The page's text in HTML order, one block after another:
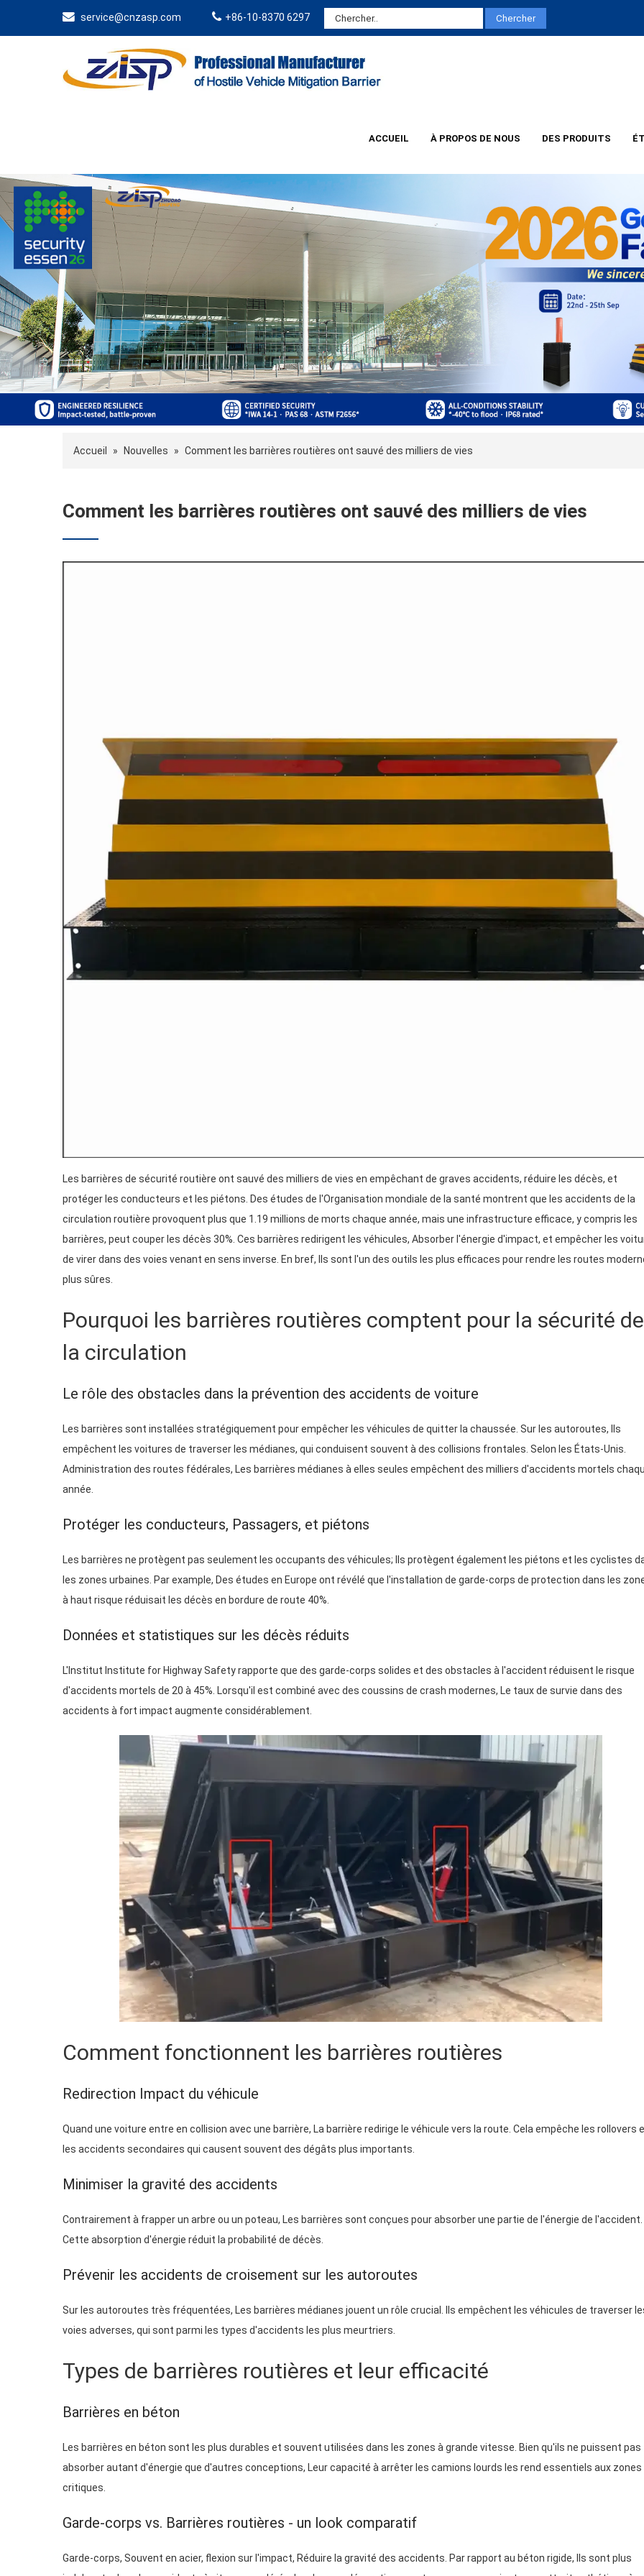
service@cnzasp.com +86-10-8370 6297
ACCUEIL À PROPOS DE NOUS DES PRODUITS
Accueil » Nouvelles » Comment les barrières routières ont sauvé des milliers de vies
Comment les barrières routières ont sauvé des milliers de vies
Les barrières de sécurité routière ont sauvé des milliers de vies en empêchant de graves accidents, réduire les décès, et
protéger les conducteurs et les piétons. Des études de l'Organisation mondiale de la santé montrent que les accidents de la
circulation routière provoquent plus que 1.19 millions de morts chaque année, mais une infrastructure efficace, y compris les
barrières, peut couper les décès 30%. Ces barrières redirigent les véhicules, Absorber l'énergie d'impact, et empêcher les
de virer dans des voies venant en sens inverse. En bref, Ils sont l'un des outils les plus efficaces pour rendre les routes
plus sûres.
Pourquoi les barrières routières comptent pour la sécurité de
la circulation
Le rôle des obstacles dans la prévention des accidents de voiture
Les barrières sont installées stratégiquement pour empêcher les véhicules de quitter la chaussée. Sur les autoroutes, Ils
empêchent les voitures de traverser les médianes, qui conduisent souvent à des collisions frontales. Selon les États-Unis.
Administration des routes fédérales, Les barrières médianes à elles seules empêchent des milliers d'accidents mortels
année.
Protéger les conducteurs, Passagers, et piétons
Les barrières ne protègent pas seulement les occupants des véhicules; Ils protègent également les piétons et les cyclistes
les zones urbaines. Par example, Des études en Europe ont révélé que l'installation de garde-corps de protection dans les
à haut risque réduisait les décès en bordure de route 40%.
Données et statistiques sur les décès réduits
L'Institut Institute for Highway Safety rapporte que des garde-corps solides et des obstacles à l'accident réduisent le risque
d'accidents mortels de 20 à 45%. Lorsqu'il est combiné avec des coussins de crash modernes, Le taux de survie dans des
accidents à fort impact augmente considérablement.
Comment fonctionnent les barrières routières
Redirection Impact du véhicule
Quand une voiture entre en collision avec une barrière, La barrière redirige le véhicule vers la route. Cela empêche les rollovers
les accidents secondaires qui causent souvent des dégâts plus importants.
Minimiser la gravité des accidents
Contrairement à frapper un arbre ou un poteau, Les barrières sont conçues pour absorber une partie de l'énergie de l'accident.
Cette absorption d'énergie réduit la probabilité de décès.
Prévenir les accidents de croisement sur les autoroutes
Sur les autoroutes très fréquentées, Les barrières médianes jouent un rôle crucial. Ils empêchent les véhicules de traverser
voies adverses, qui sont parmi les types d'accidents les plus meurtriers.
Types de barrières routières et leur efficacité
Barrières en béton
Les barrières en béton sont les plus durables et souvent utilisées dans les zones à grande vitesse. Bien qu'ils ne puissent pas
absorber autant d'énergie que d'autres conceptions, Leur capacité à arrêter les camions lourds les rend essentiels aux zones
critiques.
Garde-corps vs. Barrières routières - un look comparatif
Garde-corps, Souvent en acier, flexion sur l'impact, Réduire la gravité des accidents. Par rapport au béton rigide, Ils sont plus